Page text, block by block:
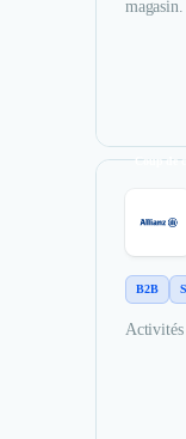
magasin.
Coup de
B2B
Activités